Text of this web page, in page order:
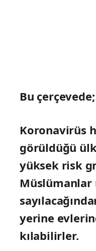
Bu çerçevede;
Koronavirüs
görüldüğü
yüksek risk
Müslümanlar
yerine
kılabilirler.